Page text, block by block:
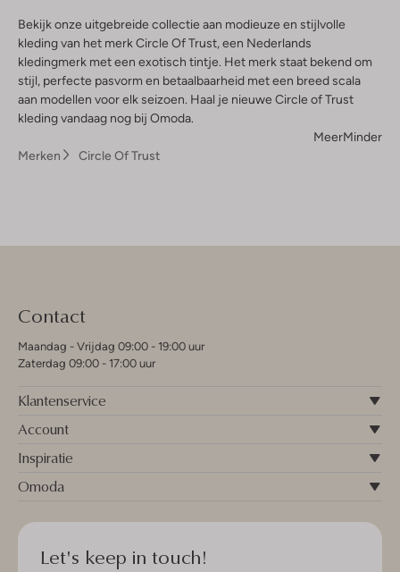
Bekijk onze uitgebreide collectie aan modieuze en stijlvolle
kleding van het merk Circle Of Trust, een Nederlands
kledingmerk met een exotisch tintje. Het merk staat bekend om
stijl, perfecte pasvorm en betaalbaarheid met een breed scala
aan modellen voor elk seizoen. Haal je nieuwe Circle of Trust
kleding vandaag nog bij Omoda.
MeerMinder
Merken
Circle Of Trust
Contact
Maandag - Vrijdag 09:00 - 19:00 uur
Zaterdag 09:00 - 17:00 uur
Klantenservice
Account
Inspiratie
Omoda
Let's keep in touch!